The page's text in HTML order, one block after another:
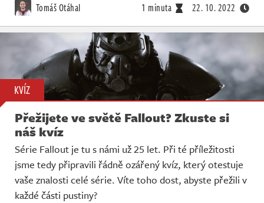
Tomáš Otáhal 1 minuta 22. 10. 2022
KVÍZ
Přežijete ve světě Fallout? Zkuste si
náš kvíz
Série Fallout je tu s námi už 25 let. Při té příležitosti
jsme tedy připravili řádně ozářený kvíz, který otestuje
vaše znalosti celé série. Víte toho dost, abyste přežili v
každé části pustiny?